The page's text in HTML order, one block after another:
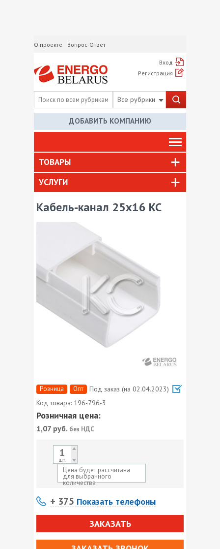
О проекте Вопрос-Ответ
Вход
Регистрация
Все рубрики
ДОБАВИТЬ КОМПАНИЮ
ТОВАРЫ
УСЛУГИ
Кабель-канал 25х16 КС
Розница Опт
Под заказ (на 02.04.2023)
Код товара: 196-796-3
Розничная цена:
1,07 руб. без НДС
шт.
Цена будет рассчитана
для выбранного
количества
+ 375 Показать телефоны
ЗАКАЗАТЬ